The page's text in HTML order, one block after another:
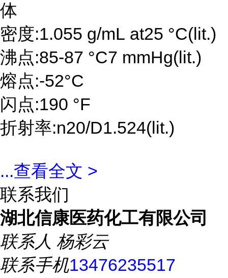
体
密度:1.055 g/mL at25 °C(lit.)
沸点:85-87 °C7 mmHg(lit.)
熔点:-52°C
闪点:190 °F
折射率:n20/D1.524(lit.)
...查看全文 >
联系我们
湖北信康医药化工有限公司
联系人 杨彩云
联系手机13476235517